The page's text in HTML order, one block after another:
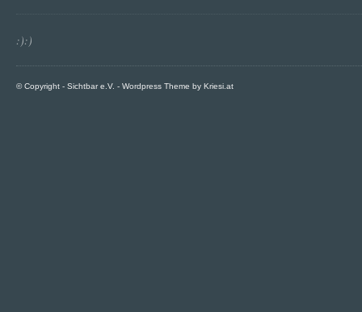
:):)
© Copyright - Sichtbar e.V. - Wordpress Theme by Kriesi.at